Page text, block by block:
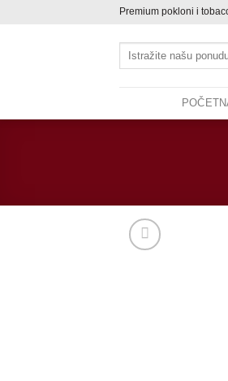
Premium pokloni i
Pretraži: